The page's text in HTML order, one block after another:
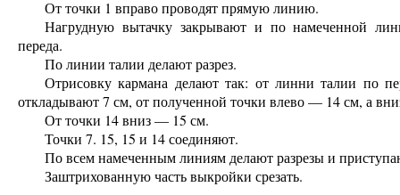
От точки 1 вправо проводят прямую линию.
Нагрудную вытачку закрывают и по намеченной
переда.
По линии талии делают разрез.
Отрисовку кармана делают так: от линни талии по
откладывают 7 см, от полученной точки влево — 14 см, а
От точки 14 вниз — 15 см.
Точки 7. 15, 15 и 14 соединяют.
По всем намеченным линиям делают разрезы и
Заштрихованную часть выкройки срезать.